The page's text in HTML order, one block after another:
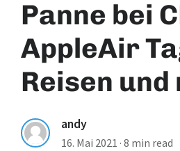
Panne bei
AppleAir
Reisen und
andy
16. Mai 2021 · 8 min read